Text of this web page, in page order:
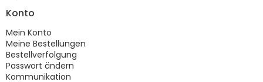
Konto
Mein Konto
Meine Bestellungen
Bestellverfolgung
Passwort ändern
Kommunikation